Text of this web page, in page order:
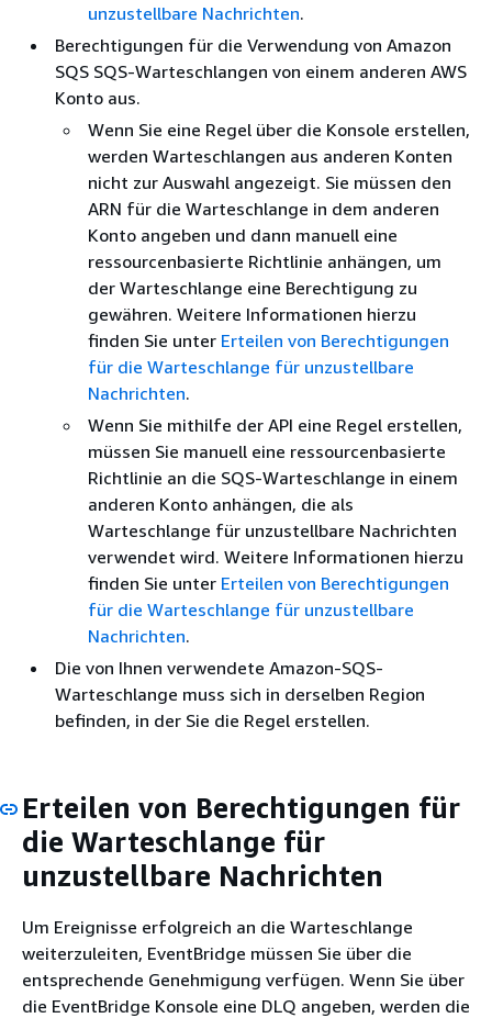
unzustellbare Nachrichten.
Berechtigungen für die Verwendung von Amazon
SQS SQS-Warteschlangen von einem anderen AWS
Konto aus.
Wenn Sie eine Regel über die Konsole erstellen,
werden Warteschlangen aus anderen Konten
nicht zur Auswahl angezeigt. Sie müssen den
ARN für die Warteschlange in dem anderen
Konto angeben und dann manuell eine
ressourcenbasierte Richtlinie anhängen, um
der Warteschlange eine Berechtigung zu
gewähren. Weitere Informationen hierzu
finden Sie unter Erteilen von Berechtigungen
für die Warteschlange für unzustellbare
Nachrichten.
Wenn Sie mithilfe der API eine Regel erstellen,
müssen Sie manuell eine ressourcenbasierte
Richtlinie an die SQS-Warteschlange in einem
anderen Konto anhängen, die als
Warteschlange für unzustellbare Nachrichten
verwendet wird. Weitere Informationen hierzu
finden Sie unter Erteilen von Berechtigungen
für die Warteschlange für unzustellbare
Nachrichten.
Die von Ihnen verwendete Amazon-SQS-
Warteschlange muss sich in derselben Region
befinden, in der Sie die Regel erstellen.
Erteilen von Berechtigungen für
die Warteschlange für
unzustellbare Nachrichten
Um Ereignisse erfolgreich an die Warteschlange
weiterzuleiten, EventBridge müssen Sie über die
entsprechende Genehmigung verfügen. Wenn Sie über
die EventBridge Konsole eine DLQ angeben, werden die